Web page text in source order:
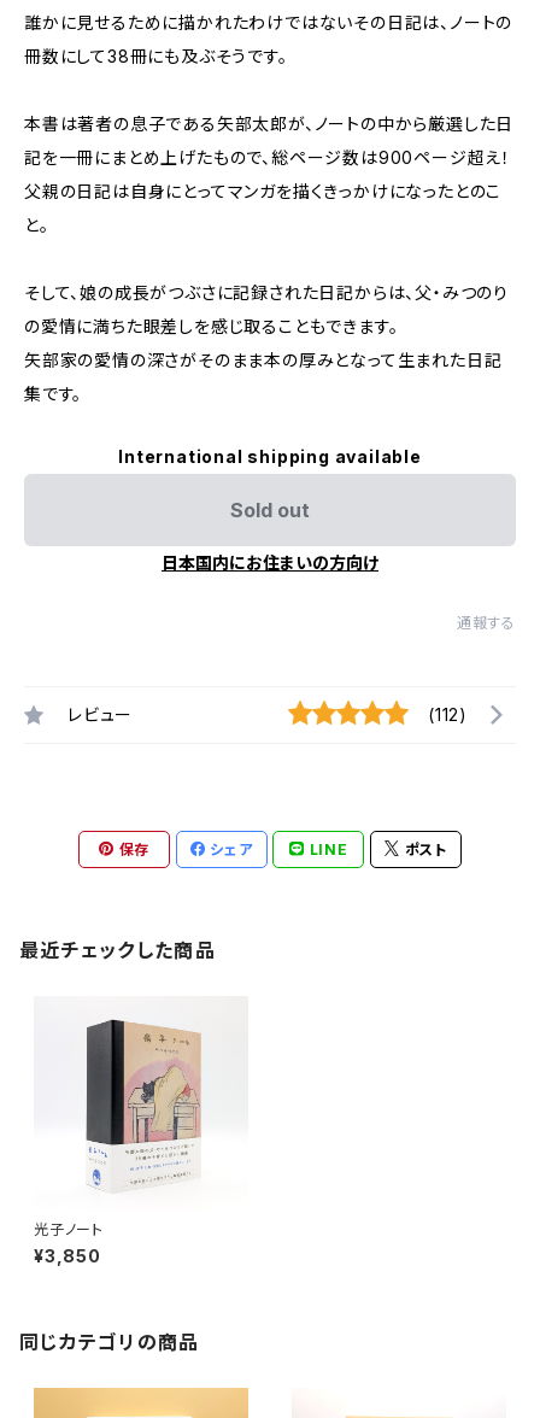
誰かに見せるために描かれたわけではないその日記は、ノートの
冊数にして38冊にも及ぶそうです。
本書は著者の息子である矢部太郎が、ノートの中から厳選した日
記を一冊にまとめ上げたもので、総ページ数は900ページ超え！
父親の日記は自身にとってマンガを描くきっかけになったとのこ
と。
そして、娘の成長がつぶさに記録された日記からは、父・みつのり
の愛情に満ちた眼差しを感じ取ることもできます。
矢部家の愛情の深さがそのまま本の厚みとなって生まれた日記
集です。
International shipping available
Sold out
日本国内にお住まいの方向け
通報する
レビュー (112)
保存 シェア LINE ポスト
最近チェックした商品
光子ノート
¥3,850
同じカテゴリの商品